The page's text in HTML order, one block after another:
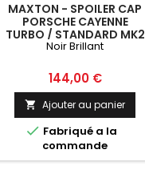
MAXTON - SPOILER CAP
PORSCHE CAYENNE
TURBO / STANDARD MK2
NOIR BRILLANT
Noir Brillant
Prix
144,00 €
 Ajouter au panier
 Fabriqué a la
commande